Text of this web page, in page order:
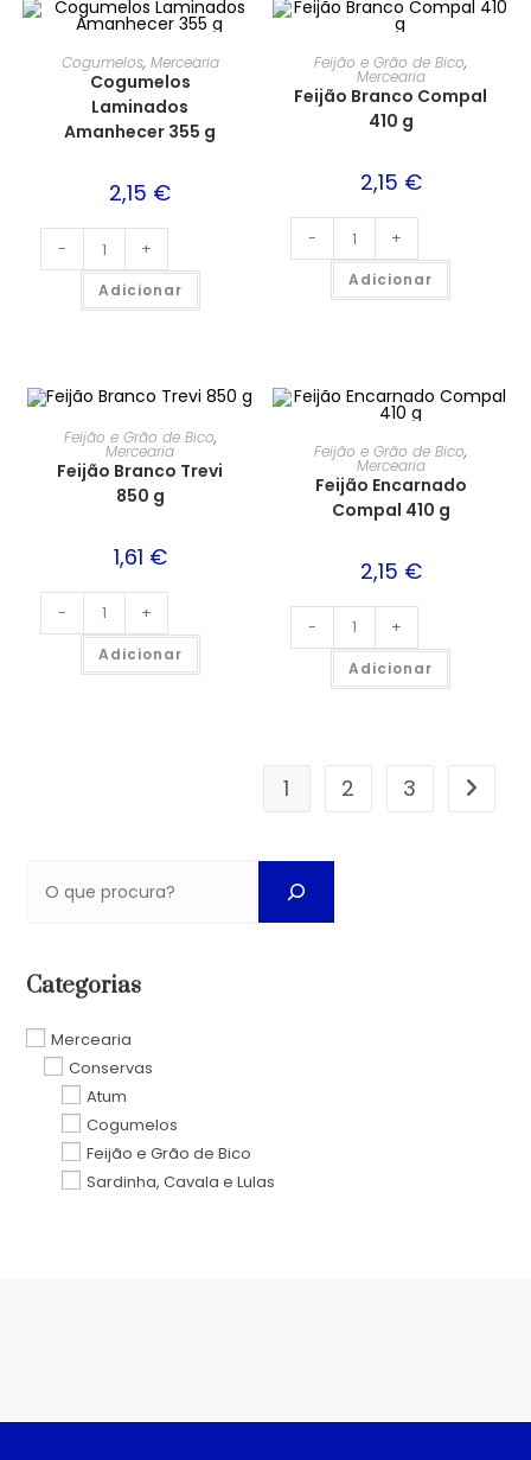
Cogumelos, Mercearia
Cogumelos
Laminados
Amanhecer 355 g
2,15 €
- +
Adicionar
Feijão e Grão de Bico,
Mercearia
Feijão Branco Compal
410 g
2,15 €
- +
Adicionar
Feijão e Grão de Bico,
Mercearia
Feijão Branco Trevi
850 g
1,61 €
- +
Adicionar
Feijão e Grão de Bico,
Mercearia
Feijão Encarnado
Compal 410 g
2,15 €
- +
Adicionar
1 2 3
Categorias
Mercearia
Conservas
Atum
Cogumelos
Feijão e Grão de Bico
Sardinha, Cavala e Lulas